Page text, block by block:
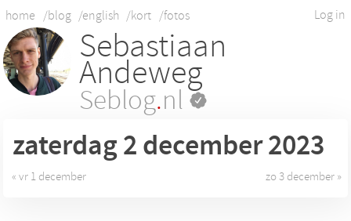
Log in
home /blog /english /kort /fotos
Sebastiaan
Andeweg
Seblog.nl
zaterdag 2december 2023
« vr 1 december zo 3 december »